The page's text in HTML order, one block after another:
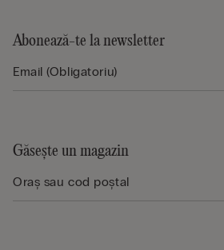
Abonează-te la newsletter
Găsește un magazin